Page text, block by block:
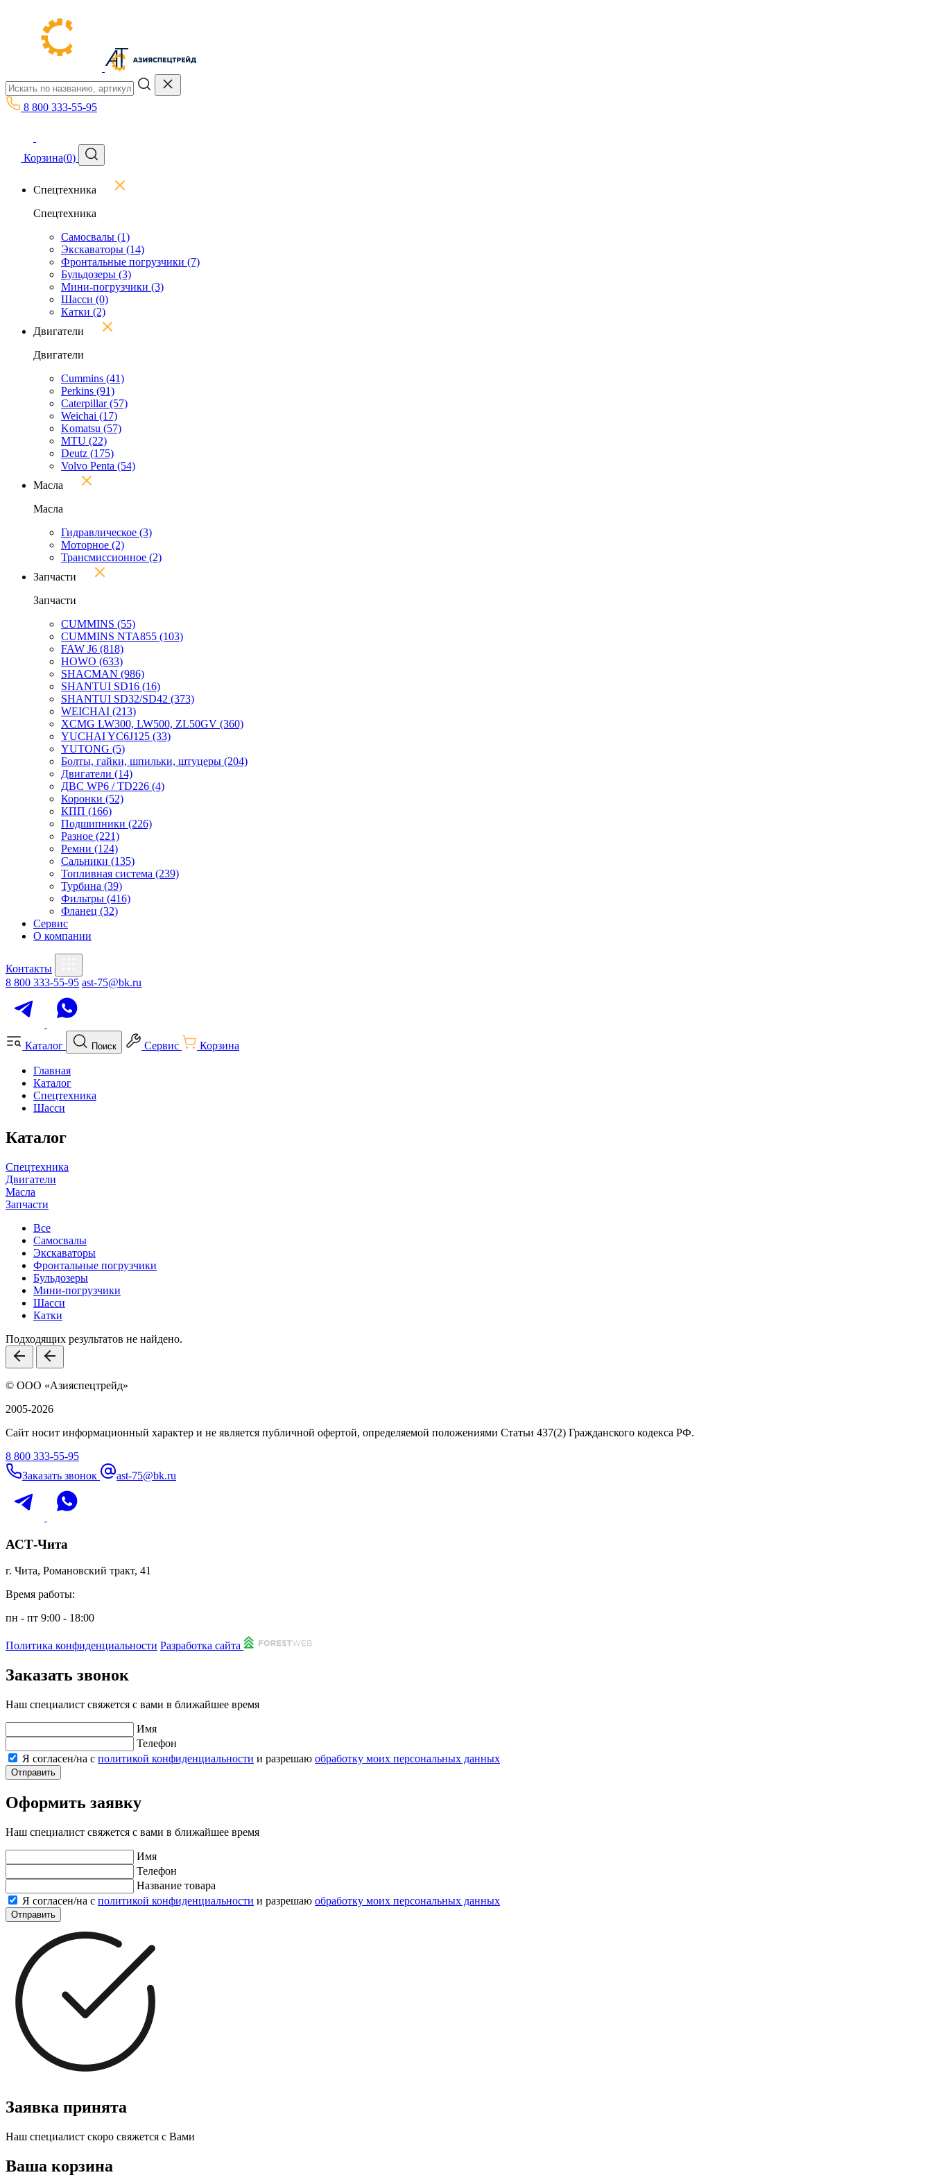
8 800 333-55-95
Корзина(0)
Спецтехника
Спецтехника
Самосвалы (1)
Экскаваторы (14)
Фронтальные погрузчики (7)
Бульдозеры (3)
Мини-погрузчики (3)
Шасси (0)
Катки (2)
Двигатели
Двигатели
Cummins (41)
Perkins (91)
Caterpillar(57)
Weichai (17)
Komatsu (57)
MTU (22)
Deutz (175)
Volvo Penta (54)
Масла
Масла
Гидравлическое (3)
Моторное (2)
Трансмиссионное (2)
Запчасти
Запчасти
CUMMINS (55)
CUMMINS NTA855 (103)
FAW J6 (818)
HOWO (633)
SHACMAN (986)
SHANTUI SD16 (16)
SHANTUI SD32/SD42 (373)
WEICHAI (213)
XCMG LW300, LW500, ZL50GV (360)
YUCHAI YC6J125 (33)
YUTONG (5)
Болты, гайки, шпильки, штуцеры (204)
Двигатели (14)
ДВС WP6 / TD226 (4)
Коронки (52)
КПП (166)
Подшипники (226)
Разное (221)
Ремни (124)
Сальники (135)
Топливная система (239)
Турбина (39)
Фильтры (416)
Фланец (32)
Сервис
О компании
Контакты
8 800 333-55-95 ast-75@bk.ru
Каталог Поиск Сервис Корзина
Главная
Каталог
Спецтехника
Шасси
Каталог
Спецтехника
Двигатели
Масла
Запчасти
Все
Самосвалы
Экскаваторы
Фронтальные погрузчики
Бульдозеры
Мини-погрузчики
Шасси
Катки
Подходящих результатов не найдено.
© ООО «Азияспецтрейд»
2005-2026
Сайт носит информационный характер и не является публичной офертой, определяемой положениями Статьи 437(2) Гражданского кодекса РФ.
8 800 333-55-95
Заказать звонок
ast-75@bk.ru
АСТ-Чита
г. Чита, Романовский тракт, 41
Время работы:
пн - пт 9:00 - 18:00
Политика конфиденциальности Разработка сайта
Заказать звонок
Наш специалист свяжется с вами в ближайшее время
Имя
Телефон
Я согласен/на с политикой конфиденциальности и разрешаю обработку моих персональных данных
Отправить
Оформить заявку
Наш специалист свяжется с вами в ближайшее время
Имя
Телефон
Название товара
Я согласен/на с политикой конфиденциальности и разрешаю обработку моих персональных данных
Отправить
Заявка принята
Наш специалист скоро свяжется с Вами
Ваша корзина